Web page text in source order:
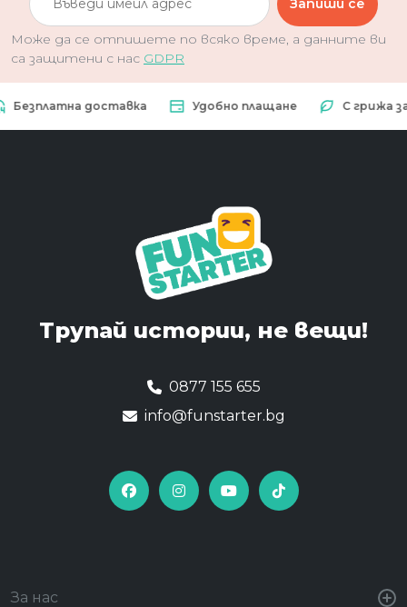
Запиши се
Може да се отпишете по всяко време, а данните ви
са защитени с нас GDPR
доставка Удобно плащане С грижа за
Трупай истории, не вещи!
0877 155 655
info@funstarter.bg
За нас